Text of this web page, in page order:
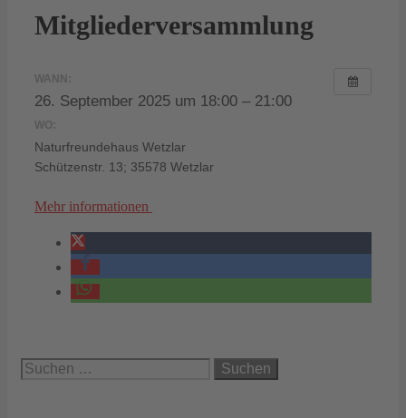
Mitgliederversammlung
WANN:
26. September 2025 um 18:00 – 21:00
WO:
Naturfreundehaus Wetzlar
Schützenstr. 13; 35578 Wetzlar
Mehr informationen
Suchen